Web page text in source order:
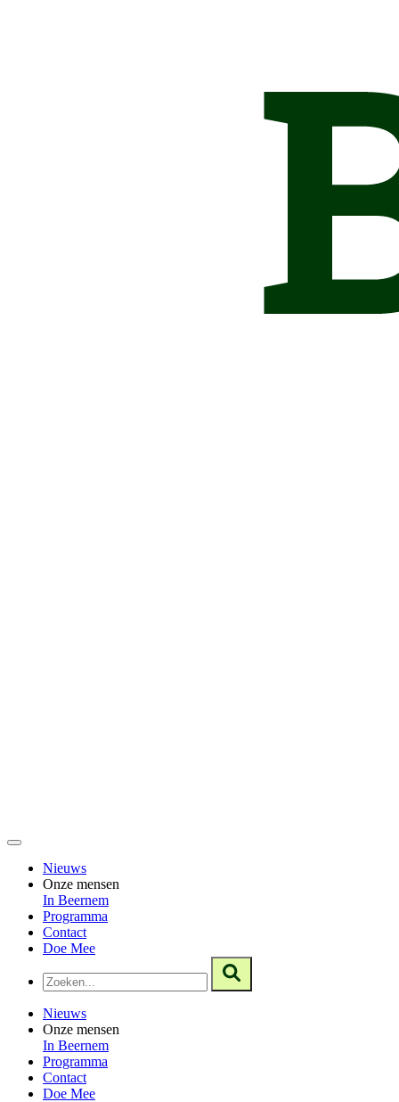
Nieuws
Onze mensen
In Beernem
Programma
Contact
Doe Mee
Nieuws
Onze mensen
In Beernem
Programma
Contact
Doe Mee